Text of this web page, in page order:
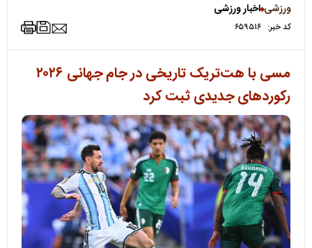
ورزشی اخبار ورزشی
کد خبر: ۶۵۹۵۱۶
مسی با هت‌تریک تاریخی در جام جهانی ۲۰۲۶
رکوردهای جدیدی ثبت کرد